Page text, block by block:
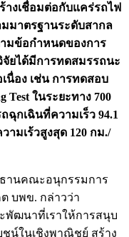
างเชื่อมต่อกับแคร่รถไฟ
มาตรฐานระดับสากล
ามข้อกำหนดของการ
ยได้มีการทดสมรรถนะ
เนื่อง เช่น การทดสอบ
Test ในระยะทาง 700
กเฉินที่ความเร็ว 94.1
มเร้วสูงสุด 120 กม./
านคณะอนุกรรมการ
บพข. กล่าวว่า
พัฒนาที่เราให้การสนุบ
น์ในเชิงพาณิชย์ สร้าง